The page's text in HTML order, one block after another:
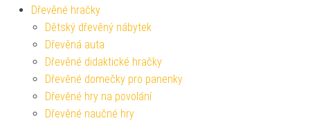
Dřevěné hračky
Dětský dřevěný nábytek
Dřevěná auta
Dřevěné didaktické hračky
Dřevěné domečky pro panenky
Dřevěné hry na povolání
Dřevěné naučné hry